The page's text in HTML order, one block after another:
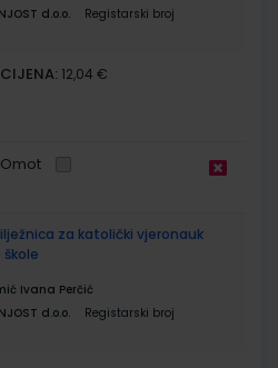
d.o.o.
Registarski broj
CIJENA: 12,04 €
Omot
za katolički vjeronauk
Ivana Perčić
d.o.o.
Registarski broj